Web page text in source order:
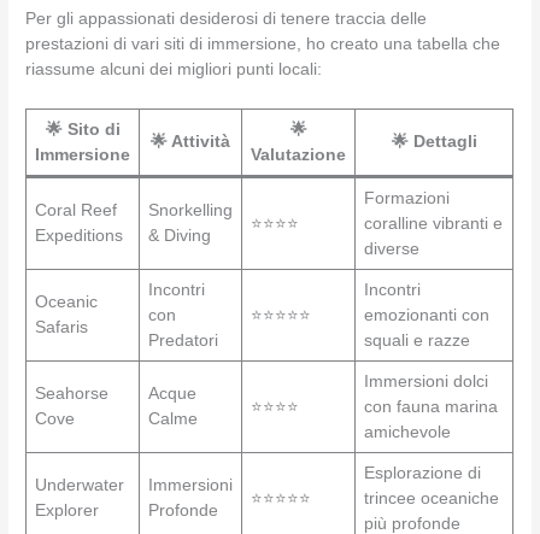
Per gli appassionati desiderosi di tenere traccia delle
prestazioni di vari siti di immersione, ho creato una tabella che
riassume alcuni dei migliori punti locali:
🌟 Sito di
Immersione
🌟 Attività
🌟
Valutazione
🌟 Dettagli
Coral Reef
Expeditions
Snorkelling
& Diving
⭐⭐⭐⭐
Formazioni
coralline vibranti e
diverse
Oceanic
Safaris
Incontri
con
Predatori
⭐⭐⭐⭐⭐
Incontri
emozionanti con
squali e razze
Seahorse
Cove
Acque
Calme
⭐⭐⭐⭐
Immersioni dolci
con fauna marina
amichevole
Underwater
Explorer
Immersioni
Profonde
⭐⭐⭐⭐⭐
Esplorazione di
trincee oceaniche
più profonde